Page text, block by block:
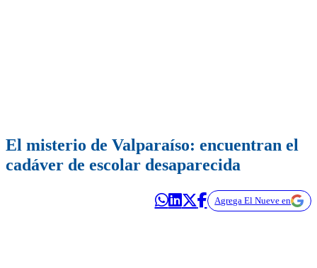
El misterio de Valparaíso: encuentran el
cadáver de escolar desaparecida
Agrega El Nueve en